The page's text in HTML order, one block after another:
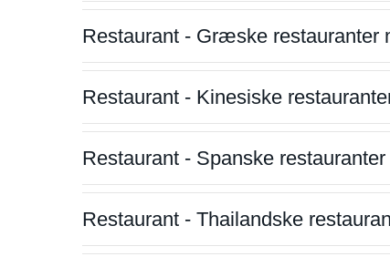
Restaurant - Græske restauranter
Restaurant - Kinesiske
Restaurant - Spanske
Restaurant - Thailandske